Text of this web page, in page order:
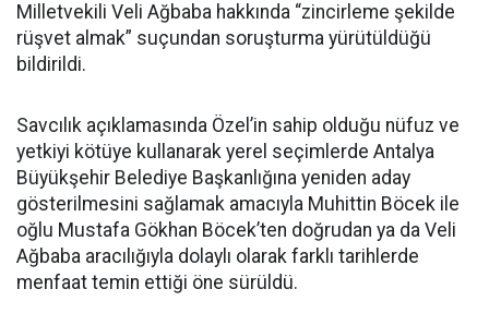
Milletvekili Veli Ağbaba hakkında “zincirleme şekilde
rüşvet almak” suçundan soruşturma yürütüldüğü
bildirildi.
Savcılık açıklamasında Özel’in sahip olduğu nüfuz ve
yetkiyi kötüye kullanarak yerel seçimlerde Antalya
Büyükşehir Belediye Başkanlığına yeniden aday
gösterilmesini sağlamak amacıyla Muhittin Böcek ile
oğlu Mustafa Gökhan Böcek’ten doğrudan ya da Veli
Ağbaba aracılığıyla dolaylı olarak farklı tarihlerde
menfaat temin ettiği öne sürüldü.